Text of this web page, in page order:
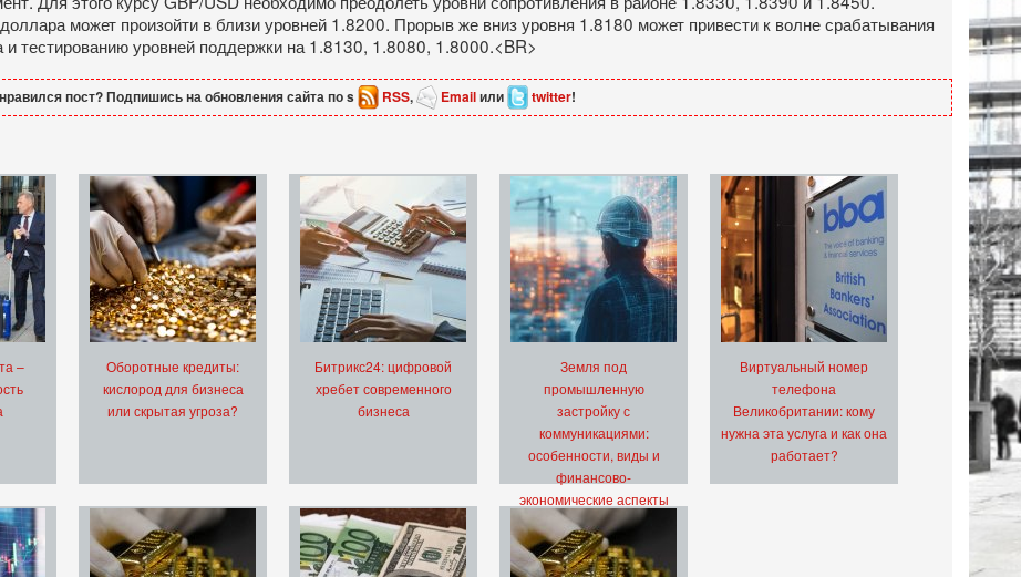
может произойти в близи уровней 1.8200. Прорыв же вниз уровня 1.8180 может привести к волне срабатывания
и тестированию уровней поддержки на 1.8130, 1.8080, 1.8000.<BR>
пост? Подпишись на обновления сайта по s RSS, Emailили twitter!
–
Оборотные кредиты:
кислород для бизнеса
или скрытая угроза?
Битрикс24: цифровой
хребет современного
бизнеса
Земля под
промышленную
застройку с
коммуникациями:
особенности, виды и
финансово-
экономические аспекты
Виртуальный номер
телефона
Великобритании: кому
нужна эта услуга и как она
работает?